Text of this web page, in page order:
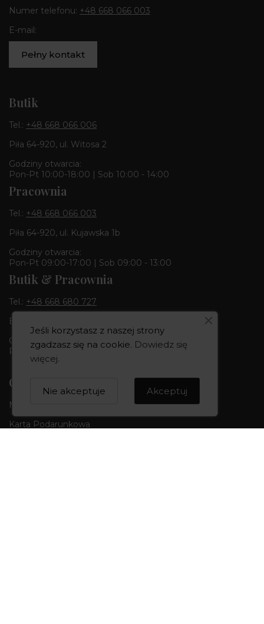
Numer telefonu: +48 668 066 003
E-mail:
Pełny kontakt
Butik
Tel.: +48 668 066 006
Piła 64-920, ul. Witosa 2
Godziny otwarcia:
Pon-Pt 10:00-18:00 | Sob 10:00 - 14:00
Pracownia
Tel.: +48 668 066 003
Piła 64-920, ul. Kujawska 1b
Godziny otwarcia:
Pon-Pt 09:00-17:00 | Sob 09:00 - 13:00
Butik & Pracownia
Tel.: +48 668 680 727
Bydgoszcz 85-010, ul. Dworcowa 6
Godziny otwarcia:
Pon-Pt 10:00-18:00 | Sob 10:00 - 14:00
CREOWNIA
Marka CREOWNIA
Karta Podarunkowa
Jeśli korzystasz z naszej strony
zgadzasz się na cookie. Dowiedz się
więcej.
Akceptuj
Nie akceptuje